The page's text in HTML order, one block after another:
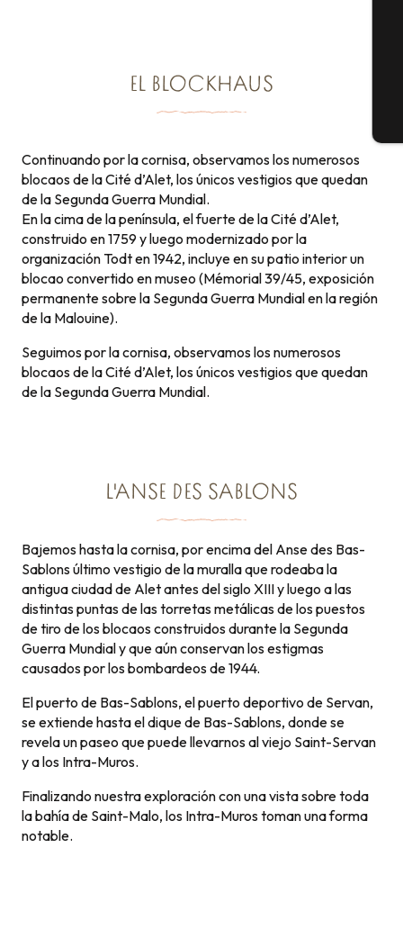
EL BLOCKHAUS
Continuando por la cornisa, observamos los numerosos
blocaos de la Cité d’Alet, los únicos vestigios que quedan
de la Segunda Guerra Mundial.
En la cima de la península, el fuerte de la Cité d’Alet,
construido en 1759 y luego modernizado por la
organización Todt en 1942, incluye en su patio interior un
blocao convertido en museo (Mémorial 39/45, exposición
permanente sobre la Segunda Guerra Mundial en la región
de la Malouine).
Seguimos por la cornisa, observamos los numerosos
blocaos de la Cité d’Alet, los únicos vestigios que quedan
de la Segunda Guerra Mundial.
L'ANSE DES SABLONS
Bajemos hasta la cornisa, por encima del Anse des Bas-
Sablons último vestigio de la muralla que rodeaba la
antigua ciudad de Alet antes del siglo XIII y luego a las
distintas puntas de las torretas metálicas de los puestos
de tiro de los blocaos construidos durante la Segunda
Guerra Mundial y que aún conservan los estigmas
causados por los bombardeos de 1944.
El puerto de Bas-Sablons, el puerto deportivo de Servan,
se extiende hasta el dique de Bas-Sablons, donde se
revela un paseo que puede llevarnos al viejo Saint-Servan
y a los Intra-Muros.
Finalizando nuestra exploración con una vista sobre toda
la bahía de Saint-Malo, los Intra-Muros toman una forma
notable.